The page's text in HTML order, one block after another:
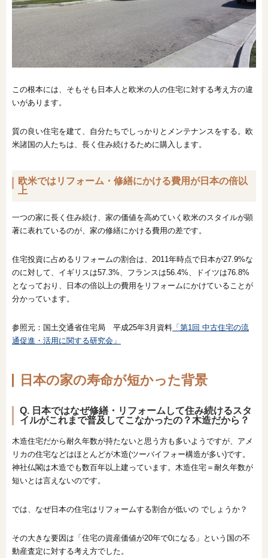
この根本には、そもそも日本人と欧米の人の住宅に対する考え方の違
いがあります。
質の良い住宅を建て、自分たちでしっかりとメンテナンスをする。欧
米諸国の人たちは、長く住み続けるために購入します。
欧米ではリフォーム・修繕にかける費用が日本の倍以
上
一つの家に長く住み続け、家の価値を高めていく欧米のスタイルが顕
著に表れているのが、家の修繕にかける費用の差です。
住宅投資に占めるリフォームの割合は、2011年時点で日本が27.9%な
のに対して、イギリスは57.3%、フランスは56.4%、ドイツは76.8%
となっており、日本の倍以上の費用をリフォームにかけていることが
分かっています。
参照元：国土交通省住宅局 平成25年3月資料 「第1回 中古住宅の流
通促進・活用に関する研究会」
日本の家の寿命が短かった背景
Q. 日本ではなぜ修繕・リフォームして住み続けるスタ
イルがこれまで普及してこなかったの？木造だから？
木造住宅だから耐久年数が持たないと思う方も多いようですが、アメ
リカの住宅などはほとんどが木造(ツーバイフォー構造が多い)です。
神社仏閣は木造でも数百年以上建っています。木造住宅＝耐久年数が
短いとは言えないのです。
では、なぜ日本の住宅はリフォームする割合が低いの でしょうか？
その大きな要因は「住宅の資産価値が20年で0になる」という国の不
動産査定に対する考え方でした。